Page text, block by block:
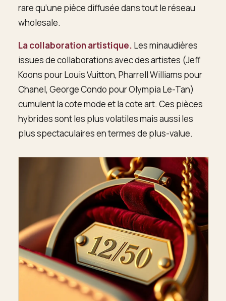
rare qu’une pièce diffusée dans tout le réseau
wholesale.
La collaboration artistique. Les minaudières
issues de collaborations avec des artistes (Jeff
Koons pour Louis Vuitton, Pharrell Williams pour
Chanel, George Condo pour Olympia Le-Tan)
cumulent la cote mode et la cote art. Ces pièces
hybrides sont les plus volatiles mais aussi les
plus spectaculaires en termes de plus-value.